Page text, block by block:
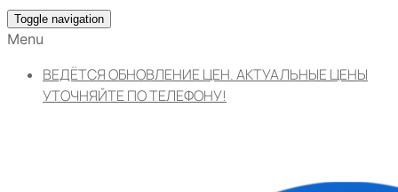
Toggle navigation
Menu
ВЕДЁТСЯ ОБНОВЛЕНИЕ ЦЕН. АКТУАЛЬНЫЕ ЦЕНЫ
УТОЧНЯЙТЕ ПО ТЕЛЕФОНУ!